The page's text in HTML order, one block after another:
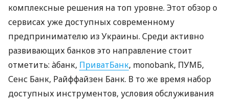
комплексные решения на топ уровне. Этот обзор о
сервисах уже доступных современному
предпринимателю из Украины. Среди активно
развивающих банков это направление стоит
отметить: àбанк, ПриватБанк, monobank, ПУМБ,
Сенс Банк, Райффайзен Банк. В то же время набор
доступных инструментов, условия обслуживания